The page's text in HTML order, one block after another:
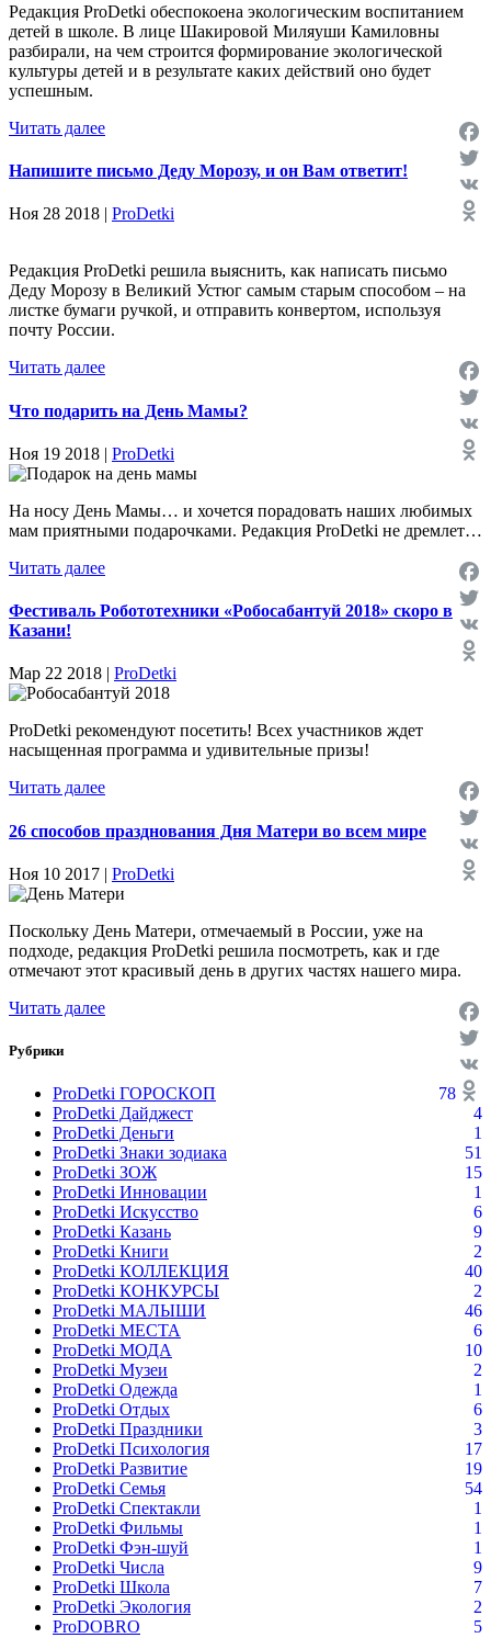
Редакция ProDetki обеспокоена экологическим воспитанием
детей в школе. В лице Шакировой Миляуши Камиловны
разбирали, на чем строится формирование экологической
культуры детей и в результате каких действий оно будет
успешным.
Читать далее
VK
Напишите письмо Деду Морозу, и он Вам ответит!
Ноя 28 2018 | ProDetki
Редакция ProDetki решила выяснить, как написать письмо
Деду Морозу в Великий Устюг самым старым способом – на
листке бумаги ручкой, и отправить конвертом, используя
почту России.
Читать далее
VK
Что подарить на День Мамы?
Ноя 19 2018 | ProDetki
На носу День Мамы… и хочется порадовать наших любимых
мам приятными подарочками. Редакция ProDetki не дремлет…
Читать далее
VK
Фестиваль Робототехники «Робосабантуй 2018» скоро в
Казани!
Мар 22 2018 | ProDetki
ProDetki рекомендуют посетить! Всех участников ждет
насыщенная программа и удивительные призы!
Читать далее
VK
26 способов празднования Дня Матери во всем мире
Ноя 10 2017 | ProDetki
Поскольку День Матери, отмечаемый в России, уже на
подходе, редакция ProDetki решила посмотреть, как и где
отмечают этот красивый день в других частях нашего мира.
Читать далее
VK
Рубрики
ProDetki ГОРОСКОП
78
ProDetki Дайджест
4
ProDetki Деньги
1
ProDetki Знаки зодиака
51
ProDetki ЗОЖ
15
ProDetki Инновации
1
ProDetki Искусство
6
ProDetki Казань
9
ProDetki Книги
2
ProDetki КОЛЛЕКЦИЯ
40
ProDetki КОНКУРСЫ
2
ProDetki МАЛЫШИ
46
ProDetki МЕСТА
6
ProDetki МОДА
10
ProDetki Музеи
2
ProDetki Одежда
1
ProDetki Отдых
6
ProDetki Праздники
3
ProDetki Психология
17
ProDetki Развитие
19
ProDetki Семья
54
ProDetki Спектакли
1
ProDetki Фильмы
1
ProDetki Фэн-шуй
1
ProDetki Числа
9
ProDetki Школа
7
ProDetki Экология
2
ProDOBRO
5